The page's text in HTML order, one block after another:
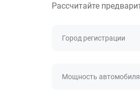
Рассчитайте
Город регистрации
Мощность автомобиля